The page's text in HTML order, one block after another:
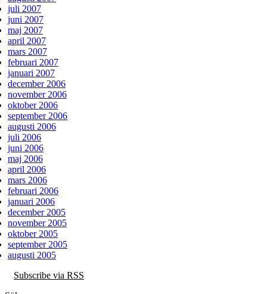
juli 2007
juni 2007
maj 2007
april 2007
mars 2007
februari 2007
januari 2007
december 2006
november 2006
oktober 2006
september 2006
augusti 2006
juli 2006
juni 2006
maj 2006
april 2006
mars 2006
februari 2006
januari 2006
december 2005
november 2005
oktober 2005
september 2005
augusti 2005
Subscribe via RSS